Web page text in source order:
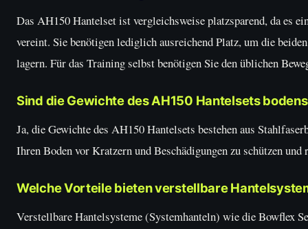
Das AH150 Hantelset ist vergleichsweise platzsparend, da es
vereint. Sie benötigen lediglich ausreichend Platz, um die
lagern. Für das Training selbst benötigen Sie den üblichen
Sind die Gewichte des AH150 Hantelsets
Ja, die Gewichte des AH150 Hantelsets bestehen aus
Ihren Boden vor Kratzern und Beschädigungen zu schützen
Welche Vorteile bieten verstellbare
Verstellbare Hantelsysteme (Systemhanteln) wie die Bowflex